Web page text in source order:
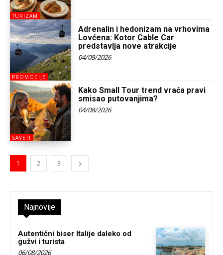
TURIZAM
PROMOCIJE
Adrenalin i hedonizam na vrhovima
Lovćena: Kotor Cable Car
predstavlja nove atrakcije
04/08/2026
SAVETI
Kako Small Tour trend vraća pravi
smisao putovanjima?
04/08/2026
1 2 3
Najnovije
Autentični biser Italije daleko od
gužvi i turista
06/08/2026